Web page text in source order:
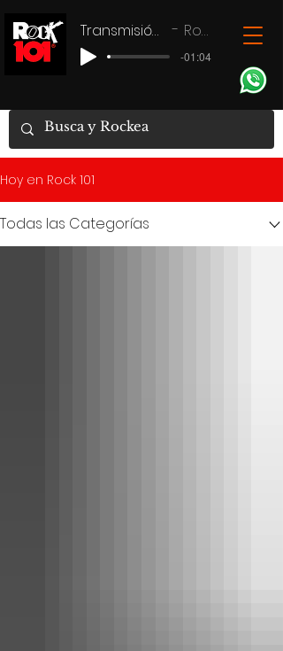
Transmisión en vivo Rock 101
-01:04
Hoy en Rock 101
Todas las Categorías